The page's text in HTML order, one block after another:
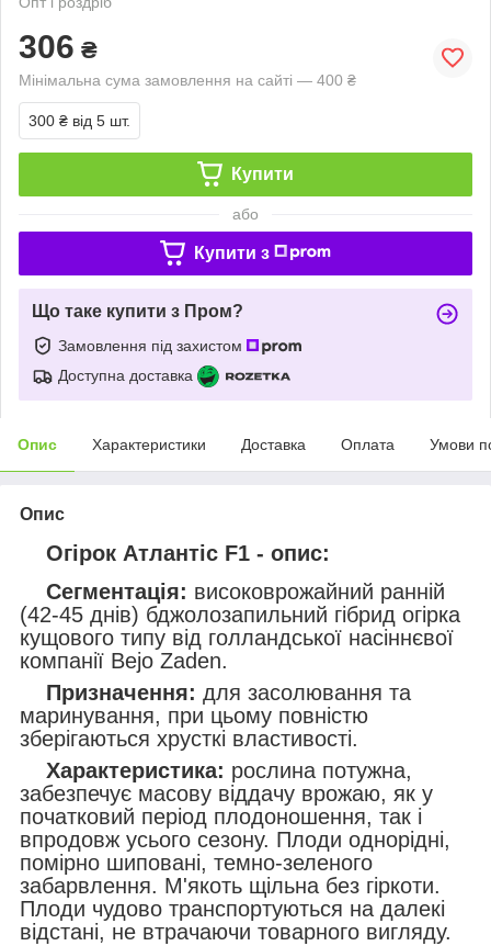
306 ₴
Мінімальна сума замовлення на сайті — 400 ₴
300 ₴ від 5 шт.
Купити
або
Купити з
Що таке купити з Пром?
Замовлення під захистом
Доступна доставка
Опис Характеристики Доставка Оплата Умови
Опис
Огірок Атлантіс F1 - опис:
Сегментація: високоврожайний ранній
(42-45 днів) бджолозапильний гібрид огірка
кущового типу від голландської насіннєвої
компанії Bejo Zaden.
Призначення: для засолювання та
маринування, при цьому повністю
зберігаються хрусткі властивості.
Характеристика: рослина потужна,
забезпечує масову віддачу врожаю, як у
початковий період плодоношення, так і
впродовж усього сезону. Плоди однорідні,
помірно шиповані, темно-зеленого
забарвлення. М'якоть щільна без гіркоти.
Плоди чудово транспортуються на далекі
відстані, не втрачаючи товарного вигляду.